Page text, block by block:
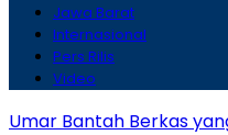
Jawa Barat
Internasional
Pers Rilis
Video
Umar Bantah Berkas